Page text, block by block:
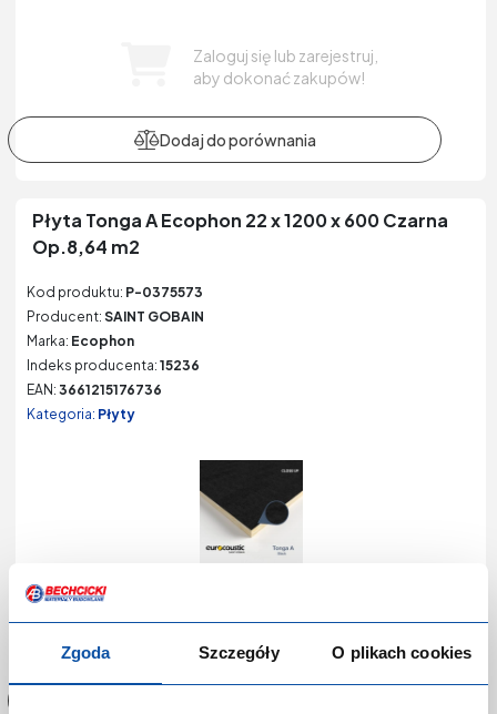
Zgoda Szczegóły O plikach cookies
Zaloguj się lub zarejestruj,
aby dokonać zakupów!
Płyta Tonga A Ecophon 22 x 1200 x 600 Czarna
Op.8,64 m2
Kod produktu: P-0375573
Producent: SAINT GOBAIN
Marka: Ecophon
Indeks producenta: 15236
EAN: 3661215176736
Kategoria: Płyty